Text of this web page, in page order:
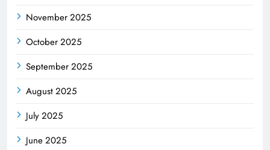
November 2025
October 2025
September 2025
August 2025
July 2025
June 2025